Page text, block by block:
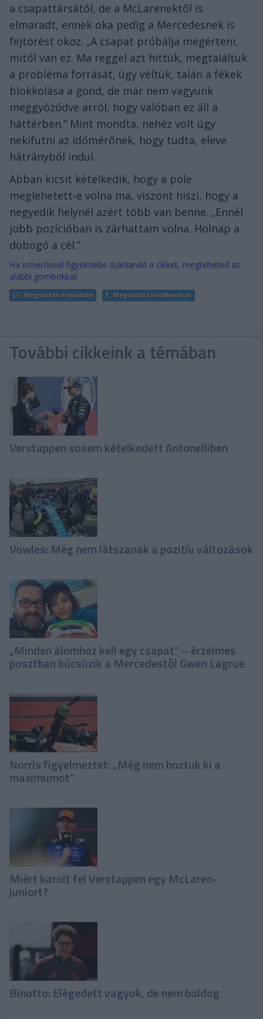
a csapattársától, de a McLarenektől is
elmaradt, ennek oka pedig a Mercedesnek is
fejtörést okoz. „A csapat próbálja megérteni,
mitől van ez. Ma reggel azt hittük, megtaláltuk
a probléma forrását, úgy véltük, talán a fékek
blokkolása a gond, de már nem vagyunk
meggyőződve arról, hogy valóban ez áll a
háttérben.” Mint mondta, nehéz volt úgy
nekifutni az időmérőnek, hogy tudta, eleve
hátrányból indul.
Abban kicsit kételkedik, hogy a pole
meglehetett-e volna ma, viszont hiszi, hogy a
negyedik helynél azért több van benne. „Ennél
jobb pozícióban is zárhattam volna. Holnap a
dobogó a cél.”
Ha ismerőseid figyelmébe ajánlanád a cikket, megteheted az
alábbi gombokkal:
Megosztás e-mailben Megosztás Facebookon
További cikkeink a témában
Verstappen sosem kételkedett Antonelliben
Vowles: Még nem látszanak a pozitív változások
„Minden álomhoz kell egy csapat” – érzelmes
posztban búcsúzik a Mercedestől Gwen Lagrue
Norris figyelmeztet: „Még nem hoztuk ki a
maximumot”
Miért karolt fel Verstappen egy McLaren-
juniort?
Binotto: Elégedett vagyok, de nem boldog